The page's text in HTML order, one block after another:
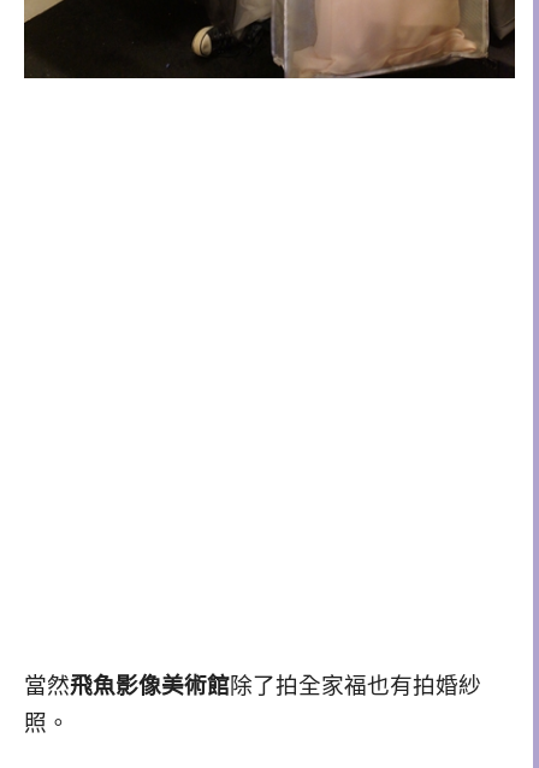
當然飛魚影像美術館除了拍全家福也有拍婚紗
照。